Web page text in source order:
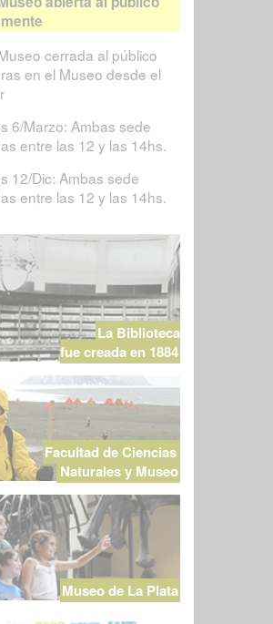
cerrada al público
en el Museo desde el
6/Marzo: Ambas sede
entre las 12 y las 14hs.
12/Dic: Ambas sede
entre las 12 y las 14hs.
La Biblioteca
fue creada en 1884
Facultad de Ciencias
Naturales y Museo
Museo de La Plata